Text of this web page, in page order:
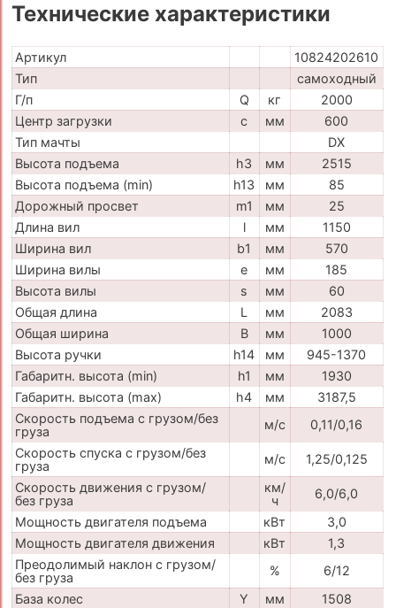
Технические характеристики
Артикул
10824202610
Тип
самоходный
Г/п
Q кг
2000
Центр загрузки
c мм
600
Тип мачты
DX
Высота подъема
h3 мм
2515
Высота подъема (min)
h13 мм
85
Дорожный просвет
m1 мм
25
Длина вил
l мм
1150
Ширина вил
b1 мм
570
Ширина вилы
e мм
185
Высота вилы
s мм
60
Общая длина
L мм
2083
Общая ширина
B мм
1000
Высота ручки
h14 мм
945-1370
Габаритн. высота (min)
h1 мм
1930
Габаритн. высота (max)
h4 мм
3187,5
Скорость подъема с грузом/без
груза
м/с
0,11/0,16
Скорость спуска с грузом/без
груза
м/с
1,25/0,125
Скорость движения с грузом/
без груза
км/
ч
6,0/6,0
Мощность двигателя подъема
кВт
3,0
Мощность двигателя движения
кВт
1,3
Преодолимый наклон с грузом/
без груза
%
6/12
База колес
Y мм
1508